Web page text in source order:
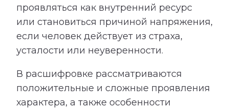
проявляться как внутренний ресурс
или становиться причиной напряжения,
если человек действует из страха,
усталости или неуверенности.
В расшифровке рассматриваются
положительные и сложные проявления
характера, а также особенности